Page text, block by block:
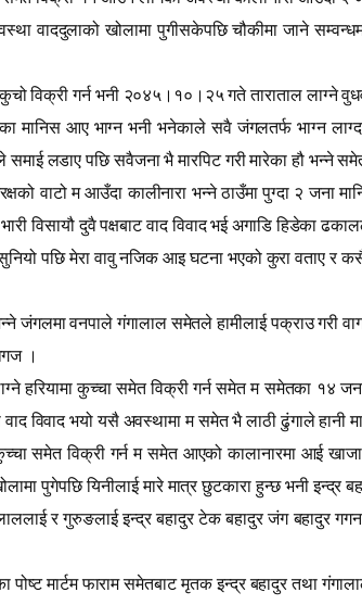
वाददुलाको खोलामा पुगीसकेपछि चौकीमा जाने
विक्री गर्न भनी २०४५।१०।२५ गते ताराताल लाग्ने
मानिस आए भाग्न भनी भनेकाले सवै जंगलतर्फ भाग्न
समाई लडाए पछि सवैजना भै मारपिट गरी मारेका हौ भन्ने
वाटो म आउँदा कालीनारा भन्ने ठाउँमा पुग्दा २ जना
विसायौ दुवै पक्षबाट वाद विवाद भई अगाडि हिडेका
पछि मेरा वावु नजिक आइ घटना भएको कुरा वताए
जंगलमा वनपाले गंगालाल समेतले हामीलाई पक्राउ गरी
।
हरियामा कुच्चा समेत विक्री गर्न समेत म समेतका १४
वाद विवाद भयो यसै अवस्थामा म समेत भै लाठी ढुंगाले
कुच्चा समेत विक्री गर्न म समेत आएको कालानारमा आई
पुगेपछि यिनीलाई मारे मात्र छुटकारा हुन्छ भनी
र गुरुङलाई इन्द्र बहादुर टेक बहादुर जंग बहादुर
मार्टम फाराम समेतबाट मृतक इन्द्र बहादुर तथा